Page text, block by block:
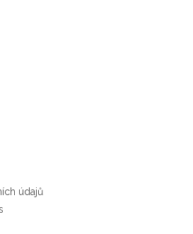
údajů